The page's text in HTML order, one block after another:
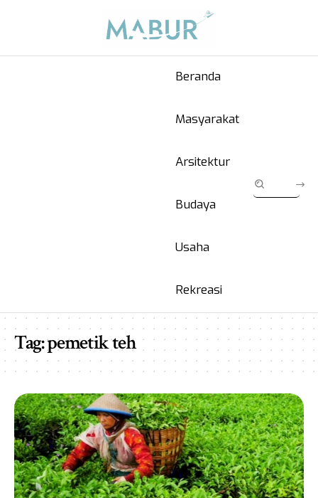
Beranda
Masyarakat
Arsitektur
Budaya
Usaha
Rekreasi
Tag:pemetik teh